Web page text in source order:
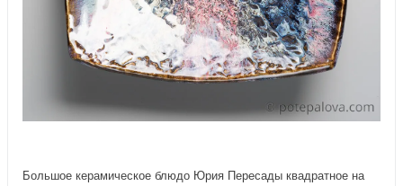
Большое керамическое блюдо Юрия Пересады квадратное на